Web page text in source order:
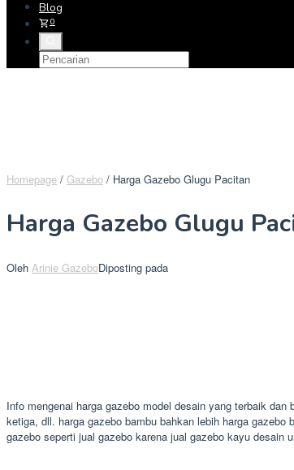
Blog
0
Homepage / Gazebo / Harga Gazebo Glugu Pacitan
Harga Gazebo Glugu
Oleh Arinie GazeboDiposting pada
Info mengenai harga gazebo model desain yang terbaik
ketiga, dll. harga gazebo bambu bahkan lebih harga
gazebo seperti jual gazebo karena jual gazebo kayu desain